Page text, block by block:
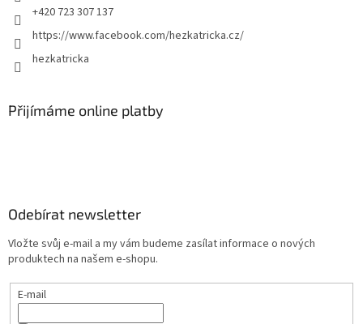
+420 723 307 137
https://www.facebook.com/hezkatricka.cz/
hezkatricka
Přijímáme online platby
Odebírat newsletter
Vložte svůj e-mail a my vám budeme zasílat informace o nových
produktech na našem e-shopu.
E-mail